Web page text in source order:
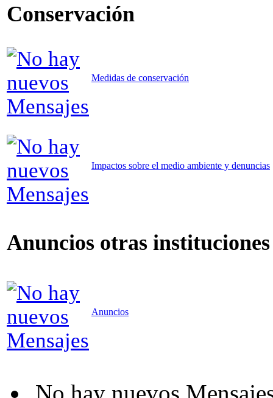
Conservación
Medidas de conservación
Impactos sobre el medio ambiente y denuncias
Anuncios otras instituciones
Anuncios